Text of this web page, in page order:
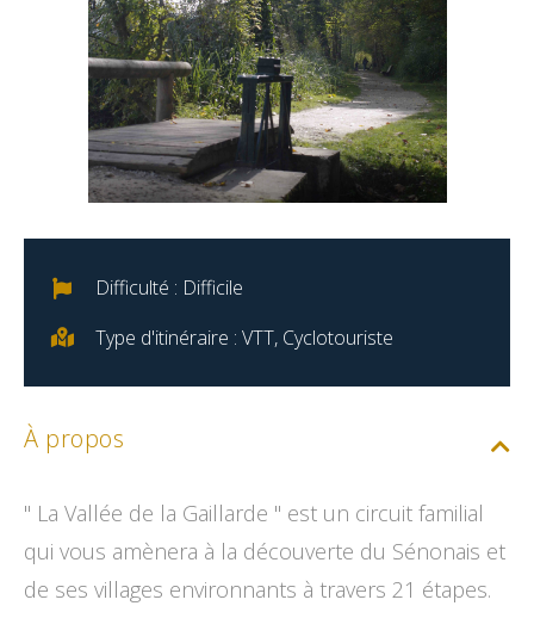
Difficulté : Difficile
Type d'itinéraire : VTT, Cyclotouriste
À propos
" La Vallée de la Gaillarde " est un circuit familial
qui vous amènera à la découverte du Sénonais et
de ses villages environnants à travers 21 étapes.